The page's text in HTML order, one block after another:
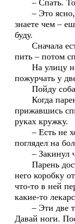
– Спать.
– Это ясно,
знаете чем –
буду.
Сначала
пить – потом
На улицу не
пожурчать у
Пойду
Когда
прижавшись
руках кружку.
– Есть не
поглядел на
– Закинул
Парень
него коробку
что-то в ней
какие-то
– Эти две
Давай ноги.